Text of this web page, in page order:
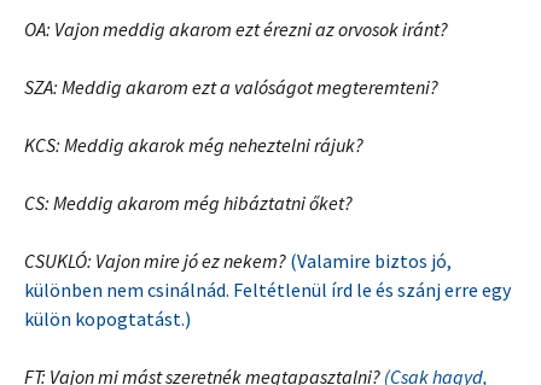
OA: Vajon meddig akarom ezt érezni az orvosok iránt?
SZA: Meddig akarom ezt a valóságot megteremteni?
KCS: Meddig akarok még neheztelni rájuk?
CS: Meddig akarom még hibáztatni őket?
CSUKLÓ: Vajon mire jó ez nekem? (Valamire biztos jó,
különben nem csinálnád. Feltétlenül írd le és szánj erre egy
külön kopogtatást.)
FT: Vajon mi mást szeretnék megtapasztalni? (Csak hagyd,